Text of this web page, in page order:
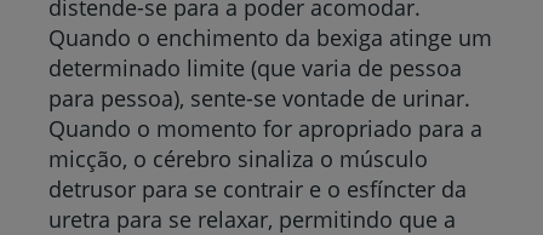
distende-se para a poder acomodar.
Quando o enchimento da bexiga atinge um
determinado limite (que varia de pessoa
para pessoa), sente-se vontade de urinar.
Quando o momento for apropriado para a
micção, o cérebro sinaliza o músculo
detrusor para se contrair e o esfíncter da
uretra para se relaxar, permitindo que a